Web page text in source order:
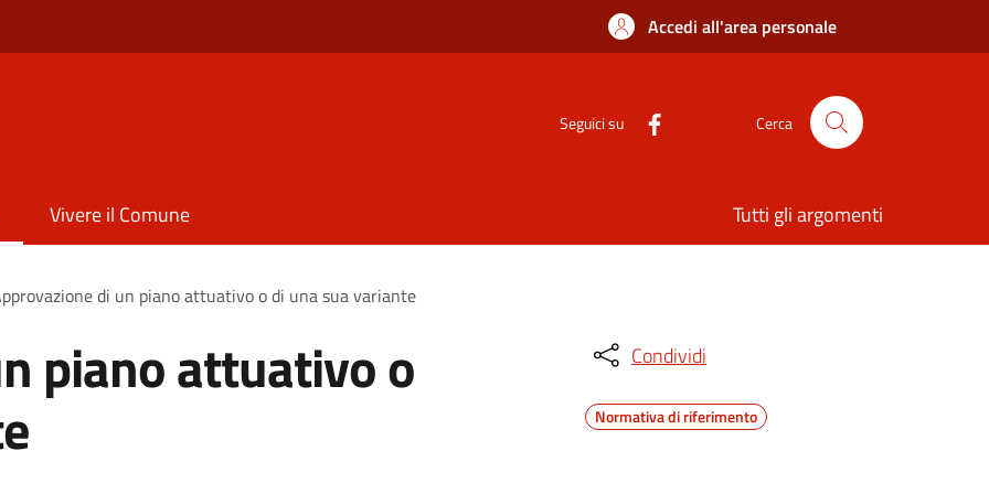
Accedi all'area personale
Seguici su Cerca
Vivere il Comune Tutti gli argomenti
di un piano attuativo o di una sua variante
piano attuativo o Condividi
Normativa di riferimento